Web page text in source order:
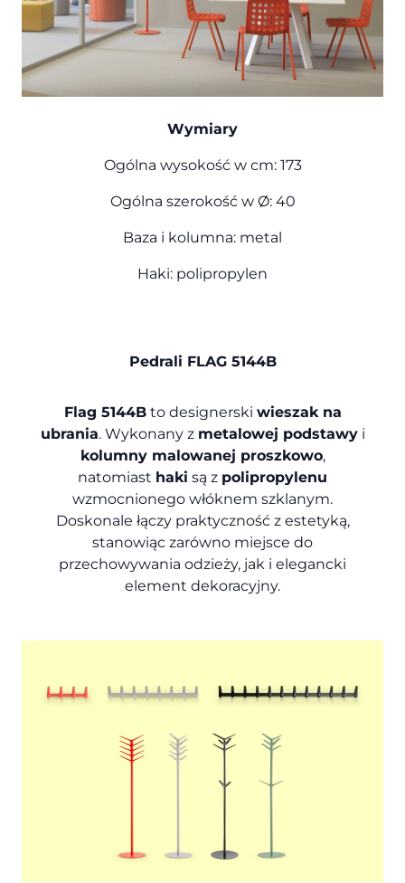
Wymiary
Ogólna wysokość w cm: 173
Ogólna szerokość w Ø: 40
Baza i kolumna: metal
Haki: polipropylen
Pedrali FLAG 5144B
Flag 5144Bto designerski wieszak na
ubrania. Wykonany z metalowej podstawyi
kolumny malowanej proszkowo,
natomiast haki są z polipropylenu
wzmocnionego włóknem szklanym.
Doskonale łączy praktyczność z estetyką,
stanowiąc zarówno miejsce do
przechowywania odzieży, jak i elegancki
element dekoracyjny.